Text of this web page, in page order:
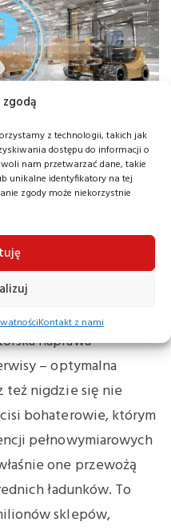
zgodą
z technologii, takich jak
dostępu do informacji o
nam przetwarzać dane, takie
unikalne identyfikatory na tej
zgody może niekorzystnie
Kontakt z nami
– gdzie
udać?
naprawa
– optymalna
też nigdzie się nie
bohaterowie, którym
pełnowymiarowych
one przewożą
ładunków. To
sklepów,